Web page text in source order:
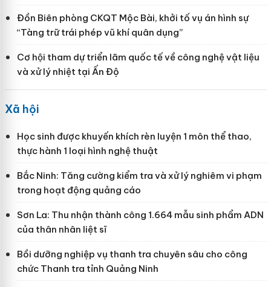
Đồn Biên phòng CKQT Mộc Bài, khởi tố vụ án hình sự
“Tàng trữ trái phép vũ khí quân dụng”
Cơ hội tham dự triển lãm quốc tế về công nghệ vật liệu
và xử lý nhiệt tại Ấn Độ
Xã hội
Học sinh được khuyến khích rèn luyện 1 môn thể thao,
thực hành 1 loại hình nghệ thuật
Bắc Ninh: Tăng cường kiểm tra và xử lý nghiêm vi phạm
trong hoạt động quảng cáo
Sơn La: Thu nhận thành công 1.664 mẫu sinh phẩm ADN
của thân nhân liệt sĩ
Bồi dưỡng nghiệp vụ thanh tra chuyên sâu cho công
chức Thanh tra tỉnh Quảng Ninh